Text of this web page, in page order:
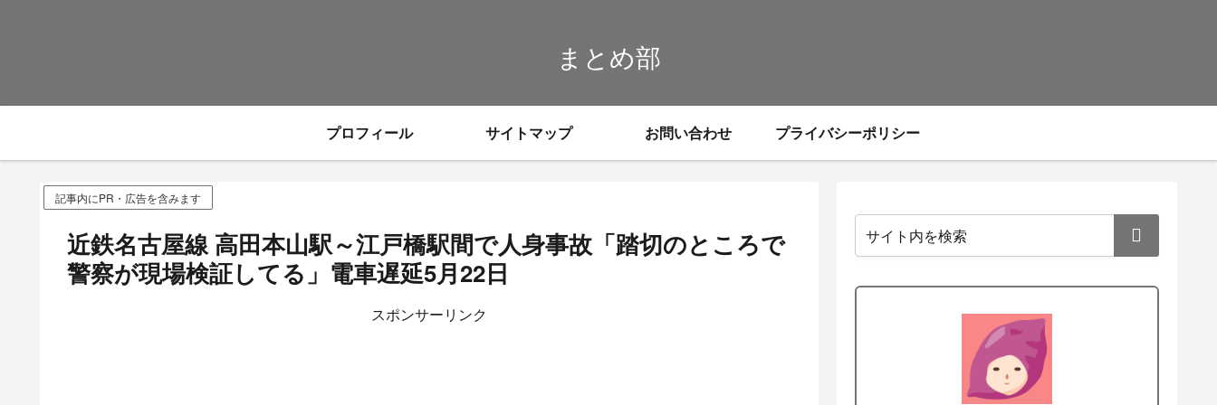
まとめ部
プロフィール サイトマップ お問い合わせ プライバシーポリシー
記事内にPR・広告を含みます
近鉄名古屋線 高田本山駅～江戸橋駅間で人身事故「踏切のところで
警察が現場検証してる」電車遅延5月22日
スポンサーリンク